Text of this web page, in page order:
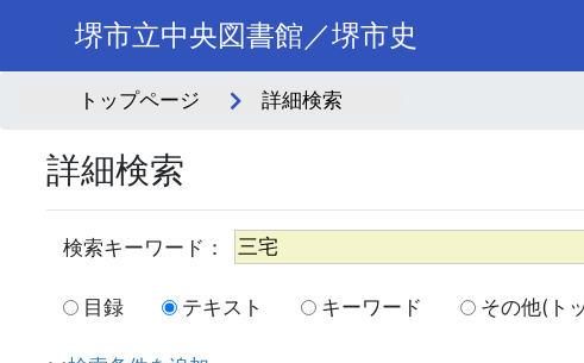
堺市立中央図書館／堺市史
トップページ 詳細検索
詳細検索
目録 テキスト キーワード その他(ト